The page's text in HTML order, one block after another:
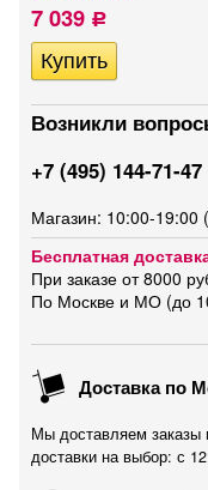
7 039 Р
Возникли
+7 (495) 144-71-47
Магазин: 10:00-19:00
Бесплатная
При заказе от 8000
По Москве и МО (до
Доставка по
Мы доставляем заказы
доставки на выбор: с